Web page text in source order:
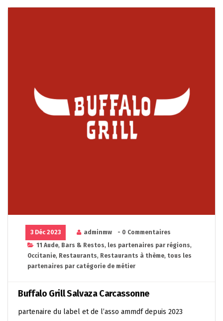
3 Déc 2023 adminmw
- 0 Commentaires
11 Aude, Bars & Restos, les partenaires par régions,
Occitanie, Restaurants, Restaurants à thème, tous les
partenaires par catégorie de métier
Buffalo Grill Salvaza Carcassonne
partenaire du label et de l’asso ammdf depuis 2023